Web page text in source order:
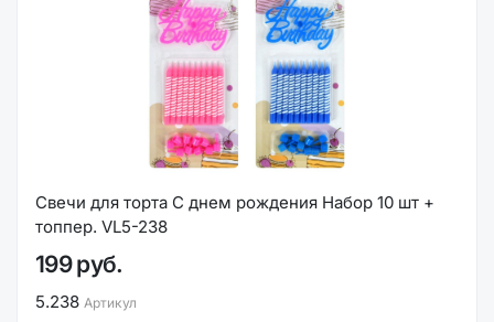
Свечи для торта С днем рождения Набор 10 шт +
топпер. VL5-238
199 руб.
5.238 Артикул